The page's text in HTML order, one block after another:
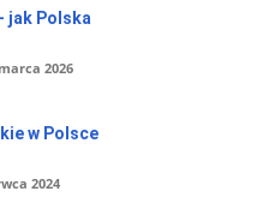
jak Polska
2026
w Polsce
2024